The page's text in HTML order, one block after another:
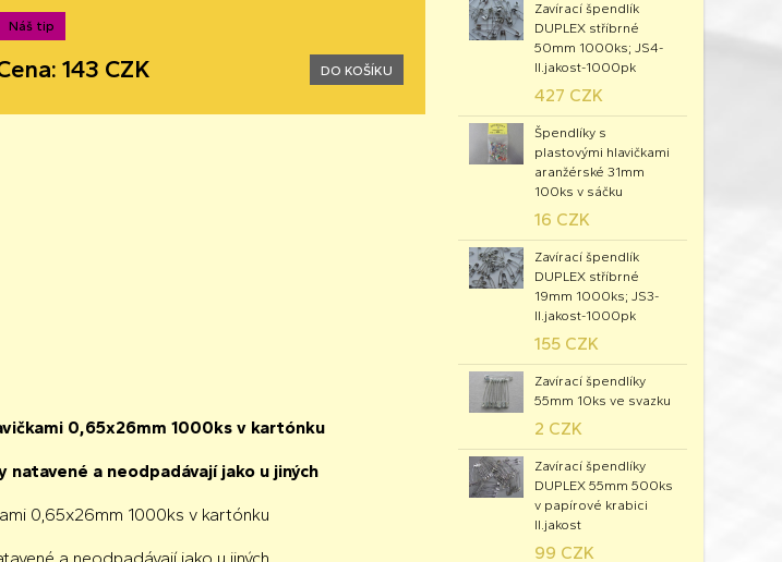
Náš tip
143 CZK DO KOŠÍKU
0,65x26mm 1000ks v kartónku
natavené a neodpadávají jako u jiných
0,65x26mm 1000ks v kartónku
Zavírací špendlík
DUPLEX stříbrné
50mm 1000ks; JS4-
II.jakost-1000pk
427 CZK
Špendlíky s
plastovými hlavičkami
aranžérské 31mm
100ks v sáčku
16 CZK
Zavírací špendlík
DUPLEX stříbrné
19mm 1000ks; JS3-
II.jakost-1000pk
155 CZK
Zavírací špendlíky
55mm 10ks ve svazku
2 CZK
Zavírací špendlíky
DUPLEX 55mm 500ks
v papírové krabici
II.jakost
99 CZK